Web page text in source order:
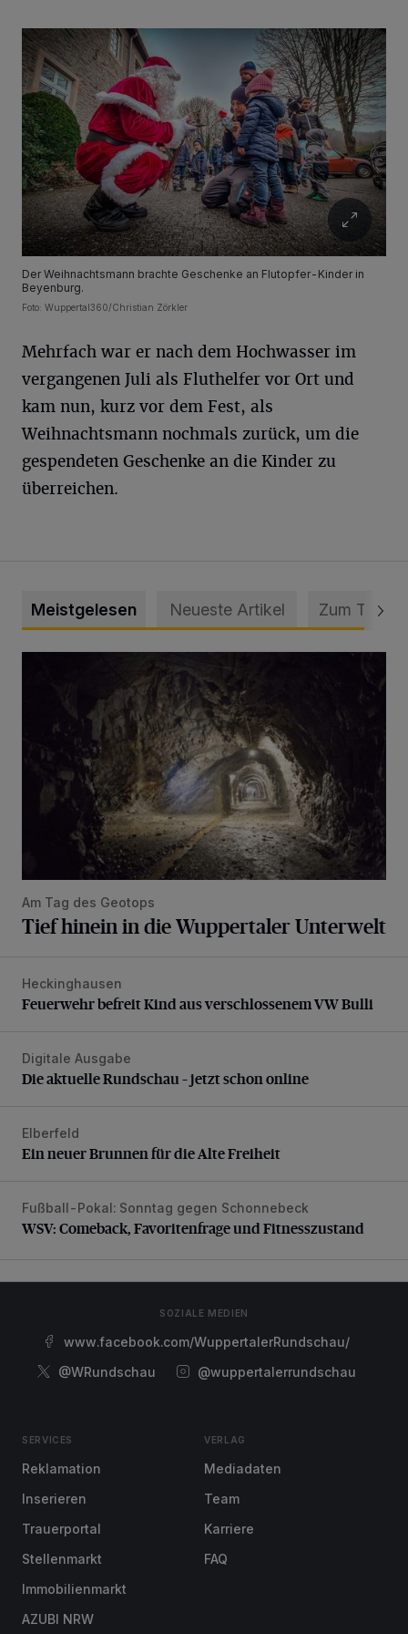
Der Weihnachtsmann brachte Geschenke an Flutopfer-Kinder in
Beyenburg.
Foto: Wuppertal360/Christian Zörkler
Mehrfach war er nach dem Hochwasser im
vergangenen Juli als Fluthelfer vor Ort und
kam nun, kurz vor dem Fest, als
Weihnachtsmann nochmals zurück, um die
gespendeten Geschenke an die Kinder zu
überreichen.
Meistgelesen Neueste Artikel Zum Thema
Am Tag des Geotops
Tief hinein in die Wuppertaler Unterwelt
Feuerwehr befreit Kind aus verschlossenem VW Bulli
Heckinghausen
Feuerwehr befreit Kind aus verschlossenem VW Bulli
Die aktuelle Rundschau – jetzt schon online
Digitale Ausgabe
Die aktuelle Rundschau – jetzt schon online
Ein neuer Brunnen für die Alte Freiheit
Elberfeld
Ein neuer Brunnen für die Alte Freiheit
WSV: Comeback, Favoritenfrage und Fitnesszustand
Fußball-Pokal: Sonntag gegen Schonnebeck
WSV: Comeback, Favoritenfrage und Fitnesszustand
SOZIALE MEDIEN
www.facebook.com/WuppertalerRundschau/
@WRundschau
@wuppertalerrundschau
SERVICES
Reklamation
Inserieren
Trauerportal
Stellenmarkt
Immobilienmarkt
AZUBI NRW
VERLAG
Mediadaten
Team
Karriere
FAQ